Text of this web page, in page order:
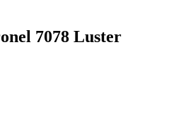
7078 Luster